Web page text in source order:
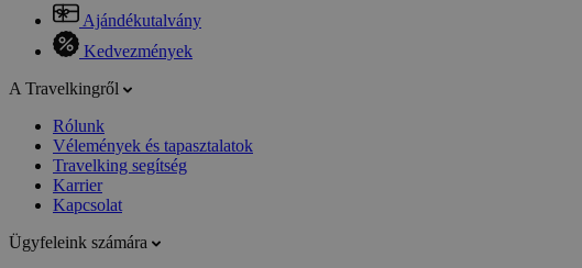
Ajándékutalvány
Kedvezmények
A Travelkingről
Rólunk
Vélemények és tapasztalatok
Travelking segítség
Karrier
Kapcsolat
Ügyfeleink számára